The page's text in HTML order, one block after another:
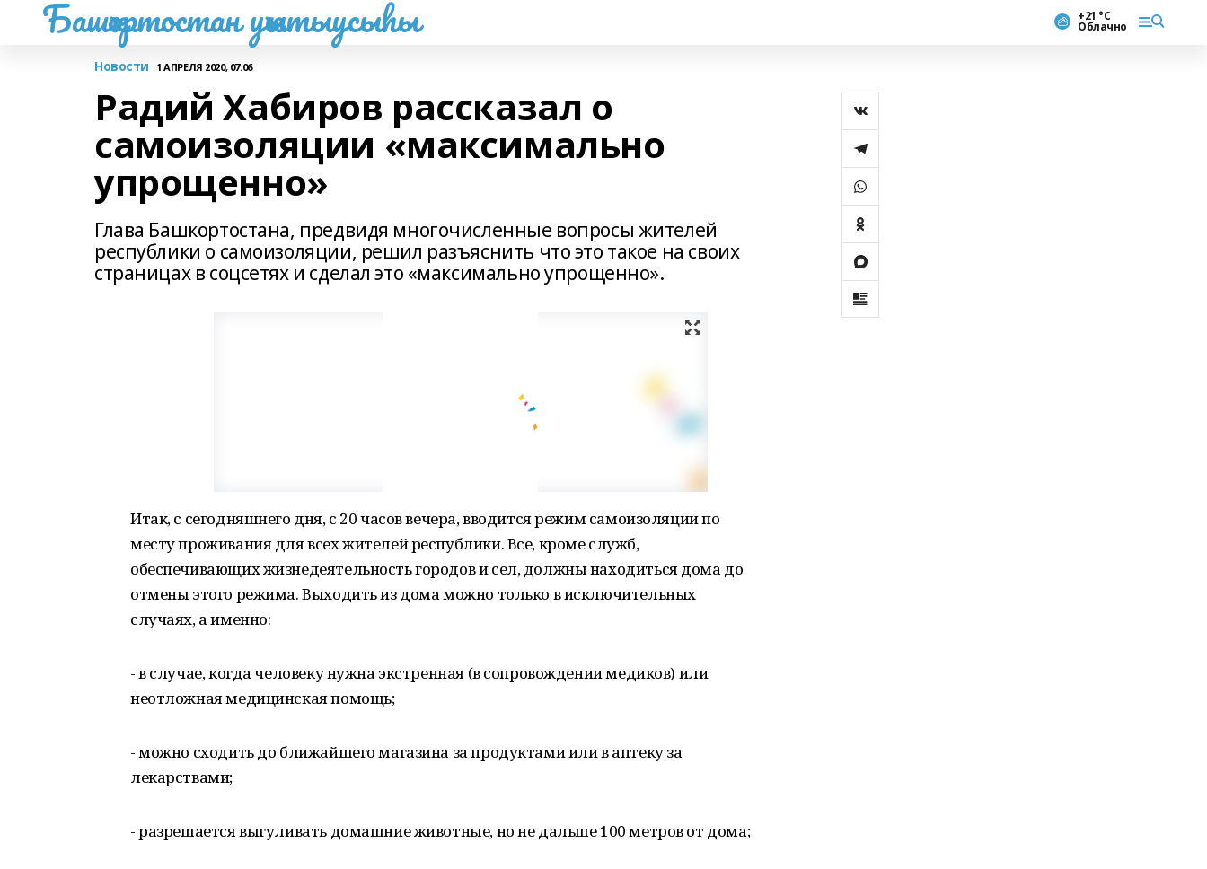
Башҡортостан уҡытыусыһы +21 °С
Облачно
Новости 1 АПРЕЛЯ 2020, 07:06
Радий Хабиров рассказал о
самоизоляции «максимально
упрощенно»
Глава Башкортостана, предвидя многочисленные вопросы жителей
республики о самоизоляции, решил разъяснить что это такое на своих
страницах в соцсетях и сделал это «максимально упрощенно».
Итак, с сегодняшнего дня, с 20 часов вечера, вводится режим самоизоляции по
месту проживания для всех жителей республики. Все, кроме служб,
обеспечивающих жизнедеятельность городов и сел, должны находиться дома до
отмены этого режима. Выходить из дома можно только в исключительных
случаях, а именно:
- в случае, когда человеку нужна экстренная (в сопровождении медиков) или
неотложная медицинская помощь;
- можно сходить до ближайшего магазина за продуктами или в аптеку за
лекарствами;
- разрешается выгуливать домашние животные, но не дальше 100 метров от дома;